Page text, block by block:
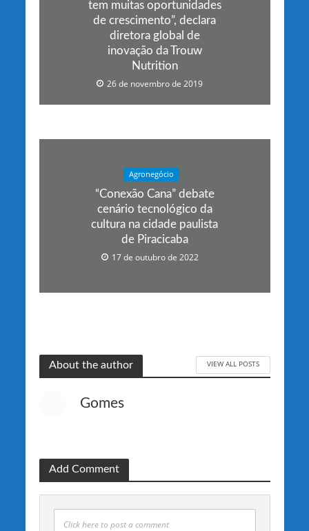
tem muitas oportunidades
de crescimento”, declara
diretora global de
inovação da Trouw
Nutrition
26 de novembro de 2019
Agronegócio
“Conexão Cana” debate
cenário tecnológico da
cultura na cidade paulista
de Piracicaba
17 de outubro de 2022
About the author VIEW ALL POSTS
Gomes
Add Comment
Click here to post a comment